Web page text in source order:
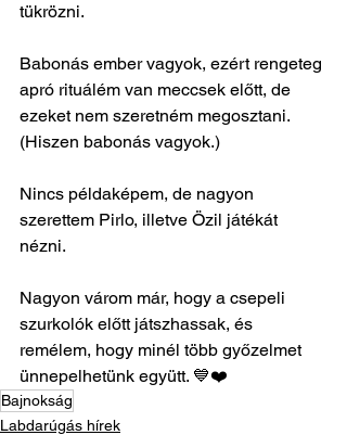
tükrözni.
Babonás ember vagyok, ezért rengeteg
apró rituálém van meccsek előtt, de
ezeket nem szeretném megosztani.
(Hiszen babonás vagyok.)
Nincs példaképem, de nagyon
szerettem Pirlo, illetve Özil játékát
nézni.
Nagyon várom már, hogy a csepeli
szurkolók előtt játszhassak, és
remélem, hogy minél több győzelmet
ünnepelhetünk együtt. 💙❤️
Bajnokság
Labdarúgás hírek